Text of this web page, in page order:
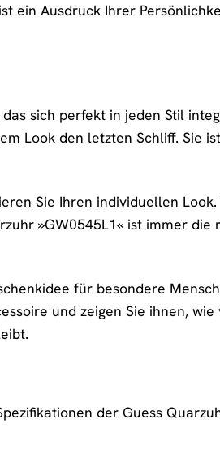
ein Ausdruck Ihrer
sich perfekt in jeden Stil
Look den letzten Schliff. Sie
Sie Ihren individuellen
»GW0545L1« ist immer
für besondere
und zeigen Sie ihnen,
der Guess